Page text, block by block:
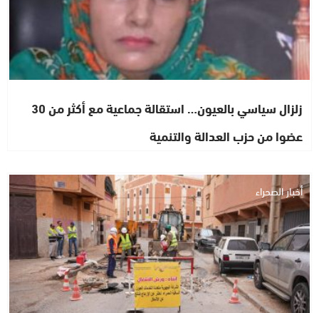
زلزال سياسي بالعيون… استقالة جماعية مع أكثر من 30
عضوا من حزب العدالة والتنمية
أخبار الصحراء